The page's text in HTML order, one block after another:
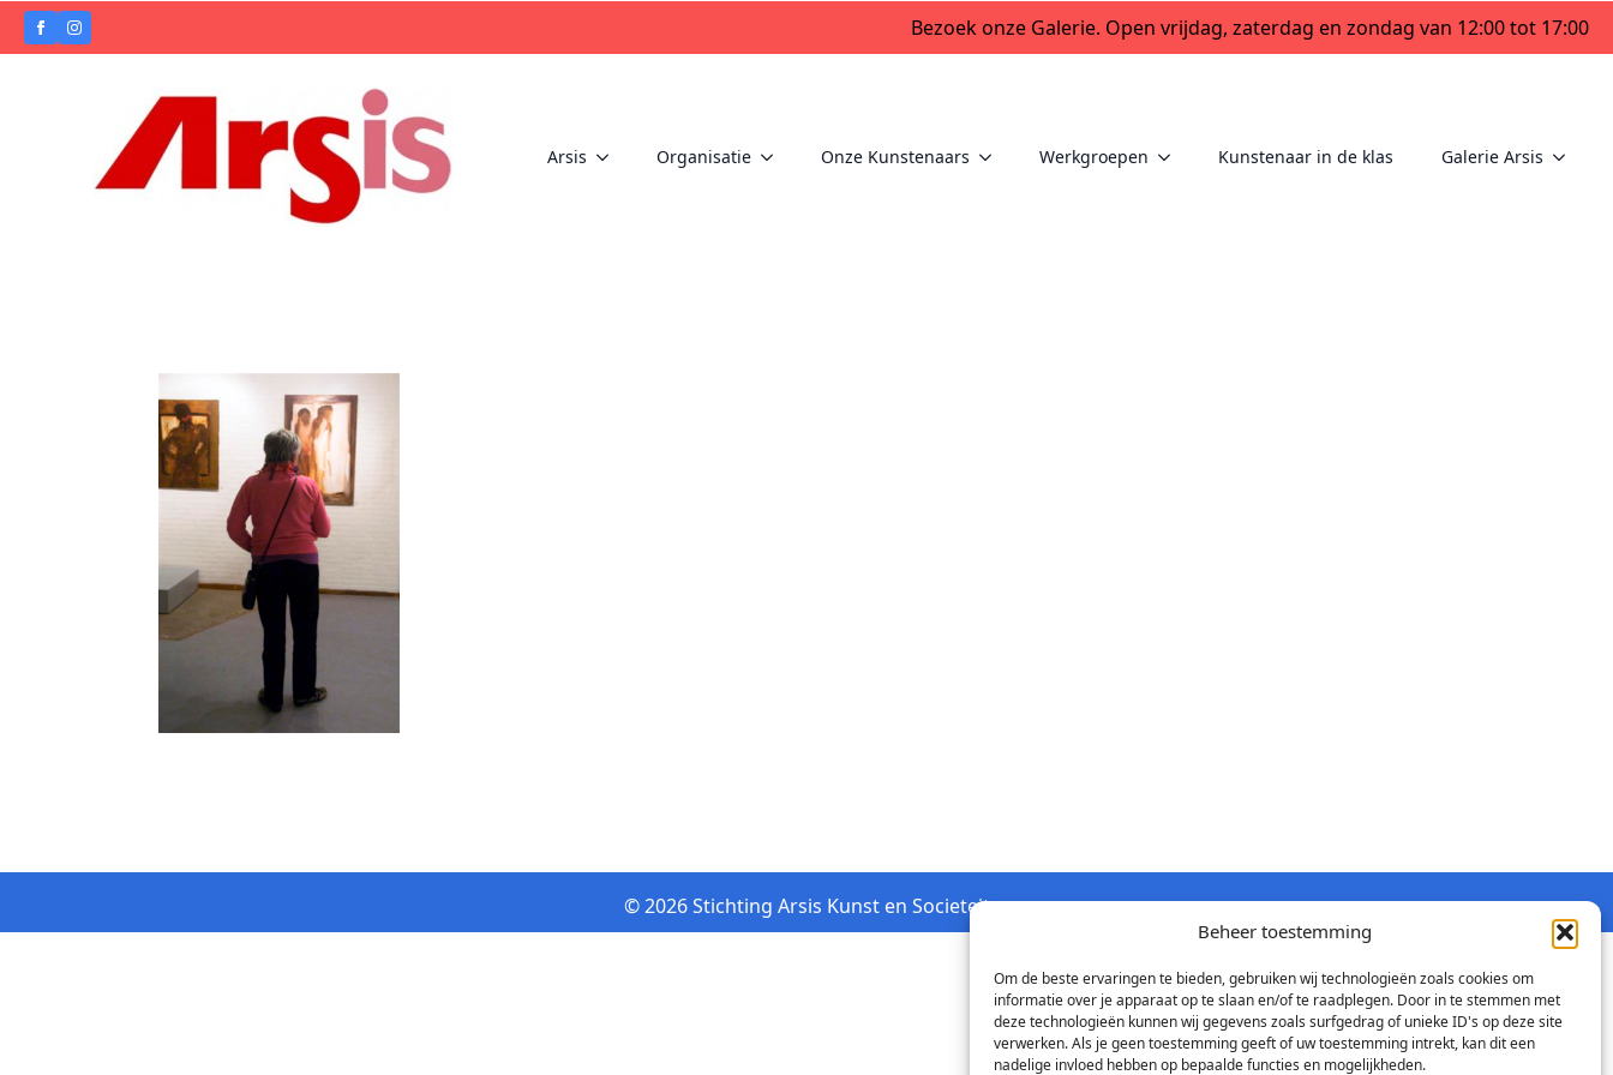
Beheer toestemming
Om de beste ervaringen te bieden, gebruiken wij technologieën zoals cookies om
informatie over je apparaat op te slaan en/of te raadplegen. Door in te stemmen met
deze technologieën kunnen wij gegevens zoals surfgedrag of unieke ID's op deze site
verwerken. Als je geen toestemming geeft of uw toestemming intrekt, kan dit een
nadelige invloed hebben op bepaalde functies en mogelijkheden.
Bezoek onze Galerie. Open vrijdag, zaterdag en zondag van 12:00 tot 17:00
Arsis Organisatie Onze Kunstenaars Werkgroepen Kunstenaar in de klas Galerie Arsis
© 2026 Stichting Arsis Kunst en Societeit